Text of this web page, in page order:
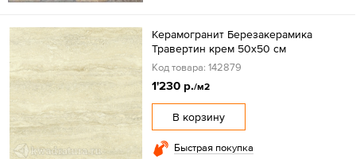
Керамогранит Березакерамика
Травертин крем 50х50 см
Код товара: 142879
1'230 р./м2
В корзину
Быстрая покупка